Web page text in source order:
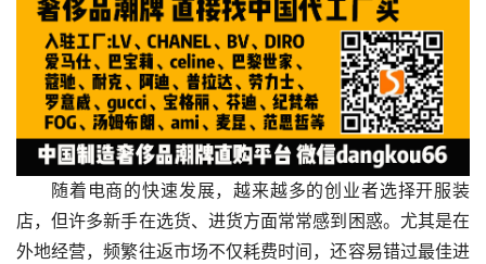
随着电商的快速发展，越来越多的创业者选择开服装
店，但许多新手在选货、进货方面常常感到困惑。尤其是在
外地经营，频繁往返市场不仅耗费时间，还容易错过最佳进